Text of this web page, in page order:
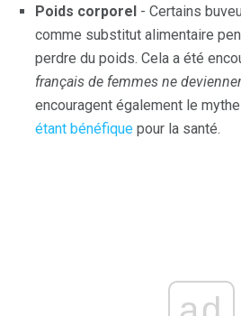
Poids corporel - Certains
comme substitut alimentaire
perdre du poids. Cela a été
français de femmes ne
encouragent également le
étant bénéfique pour la santé.